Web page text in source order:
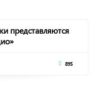
представляются
895